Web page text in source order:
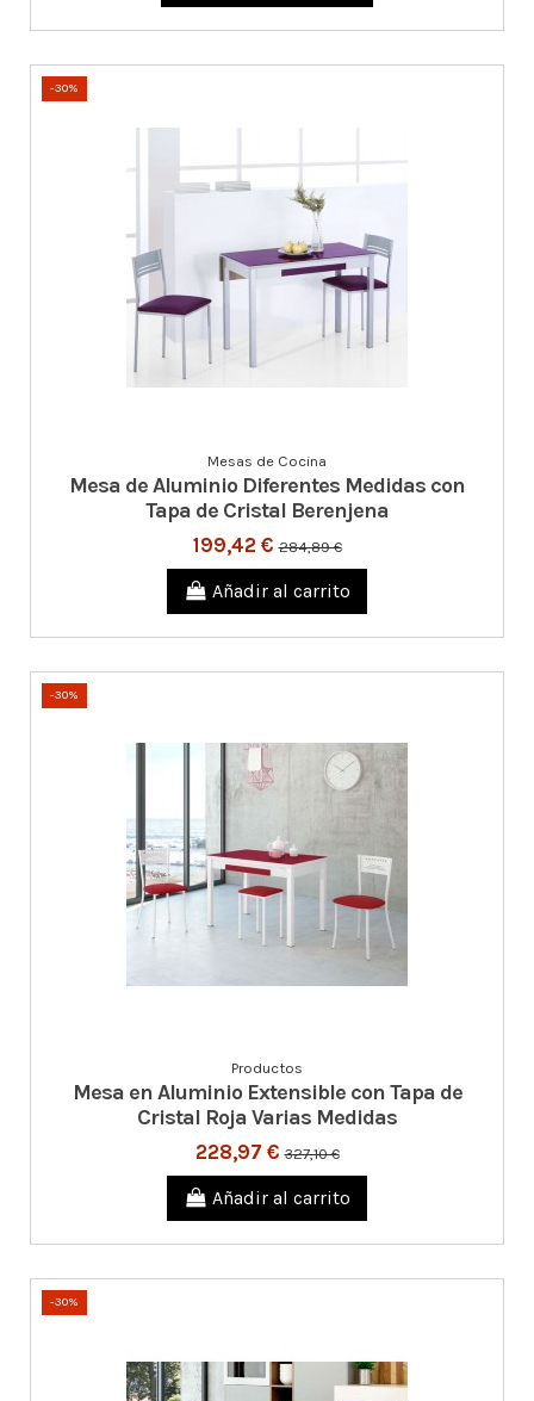
-30%
Mesas de Cocina
Mesa de Aluminio Diferentes Medidas con
Tapa de Cristal Berenjena
199,42 €284,89 €
Añadir al carrito
-30%
Productos
Mesa en Aluminio Extensible con Tapa de
Cristal Roja Varias Medidas
228,97 €327,10 €
Añadir al carrito
-30%